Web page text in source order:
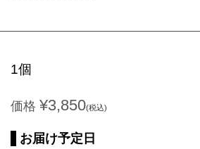
1個
価格 ¥3,850(税込)
お届け予定日